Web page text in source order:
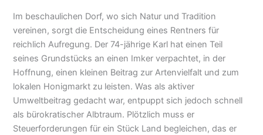
Im beschaulichen Dorf, wo sich Natur und Tradition
vereinen, sorgt die Entscheidung eines Rentners für
reichlich Aufregung. Der 74-jährige Karl hat einen Teil
seines Grundstücks an einen Imker verpachtet, in der
Hoffnung, einen kleinen Beitrag zur Artenvielfalt und zum
lokalen Honigmarkt zu leisten. Was als aktiver
Umweltbeitrag gedacht war, entpuppt sich jedoch schnell
als bürokratischer Albtraum. Plötzlich muss er
Steuerforderungen für ein Stück Land begleichen, das er